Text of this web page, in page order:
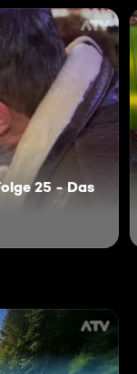
25 - Das